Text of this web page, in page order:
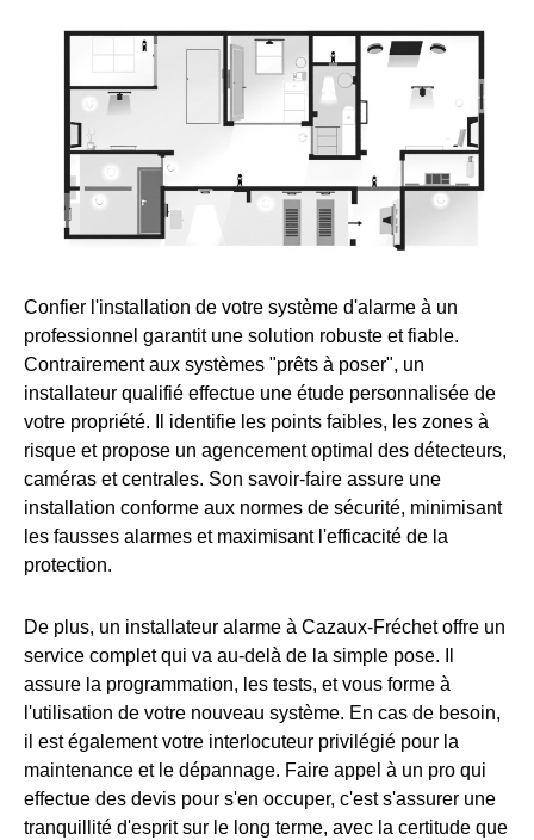
Confier l'installation de votre système d'alarme à un
professionnel garantit une solution robuste et fiable.
Contrairement aux systèmes "prêts à poser", un
installateur qualifié effectue une étude personnalisée de
votre propriété. Il identifie les points faibles, les zones à
risque et propose un agencement optimal des détecteurs,
caméras et centrales. Son savoir-faire assure une
installation conforme aux normes de sécurité, minimisant
les fausses alarmes et maximisant l'efficacité de la
protection.
De plus, un installateur alarme à Cazaux-Fréchet offre un
service complet qui va au-delà de la simple pose. Il
assure la programmation, les tests, et vous forme à
l'utilisation de votre nouveau système. En cas de besoin,
il est également votre interlocuteur privilégié pour la
maintenance et le dépannage. Faire appel à un pro qui
effectue des devis pour s'en occuper, c'est s'assurer une
tranquillité d'esprit sur le long terme, avec la certitude que